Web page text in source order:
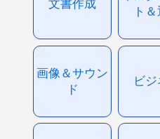
文書作成
ト
画像＆サウン
ド
ビ